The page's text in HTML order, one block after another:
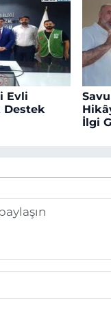
Evli
Destek
İlgi